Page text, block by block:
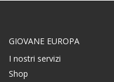
GIOVANE EUROPA
I nostri servizi
Shop